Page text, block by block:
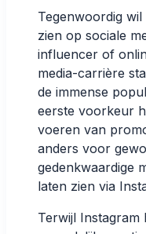
Tegenwoordig
zien op sociale
influencer of
media-carrière
de immense
eerste voorkeur
voeren van
anders voor
gedenkwaardige
laten zien via
Terwijl Instagram